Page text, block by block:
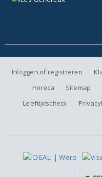
Inloggen of registreren
Horeca
Sitemap
Leeftijdscheck